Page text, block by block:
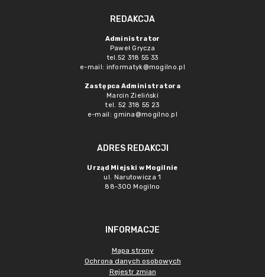
REDAKCJA
Administrator
Paweł Grycza
tel.52 318 55 33
e-mail: informatyk@mogilno.pl
Zastępca Administratora
Marcin Zieliński
tel. 52 318 55 23
e-mail: gmina@mogilno.pl
ADRES REDAKCJI
Urząd Miejski w Mogilnie
ul. Narutowicza 1
88-300 Mogilno
INFORMACJE
Mapa strony
Ochrona danych osobowych
Rejestr zmian